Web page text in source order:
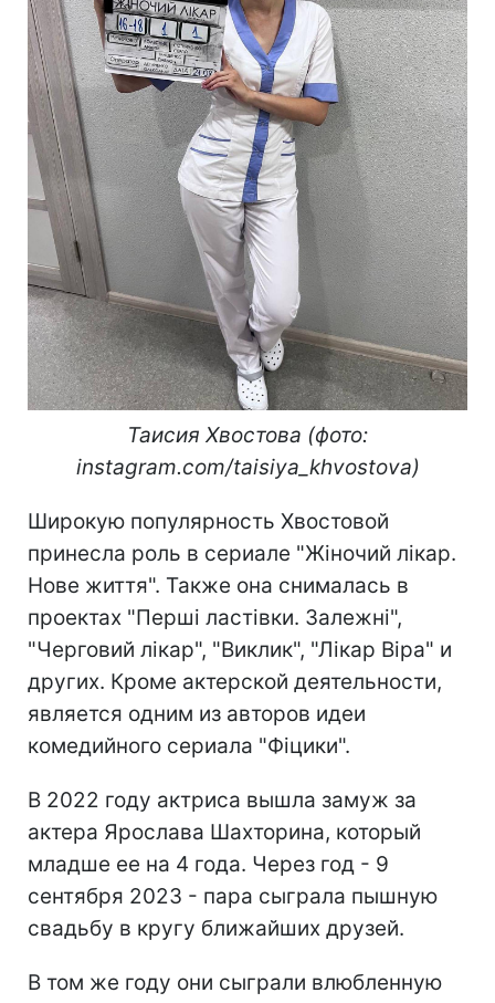
Таисия Хвостова (фото:
instagram.com/taisiya_khvostova)
Широкую популярность Хвостовой
принесла роль в сериале "Жіночий лікар.
Нове життя". Также она снималась в
проектах "Перші ластівки. Залежні",
"Черговий лікар", "Виклик", "Лікар Віра" и
других. Кроме актерской деятельности,
является одним из авторов идеи
комедийного сериала "Фіцики".
В 2022 году актриса вышла замуж за
актера Ярослава Шахторина, который
младше ее на 4 года. Через год - 9
сентября 2023 - пара сыграла пышную
свадьбу в кругу ближайших друзей.
В том же году они сыграли влюбленную